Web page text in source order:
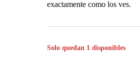
exactamente como los ves.
Solo quedan 1 disponibles